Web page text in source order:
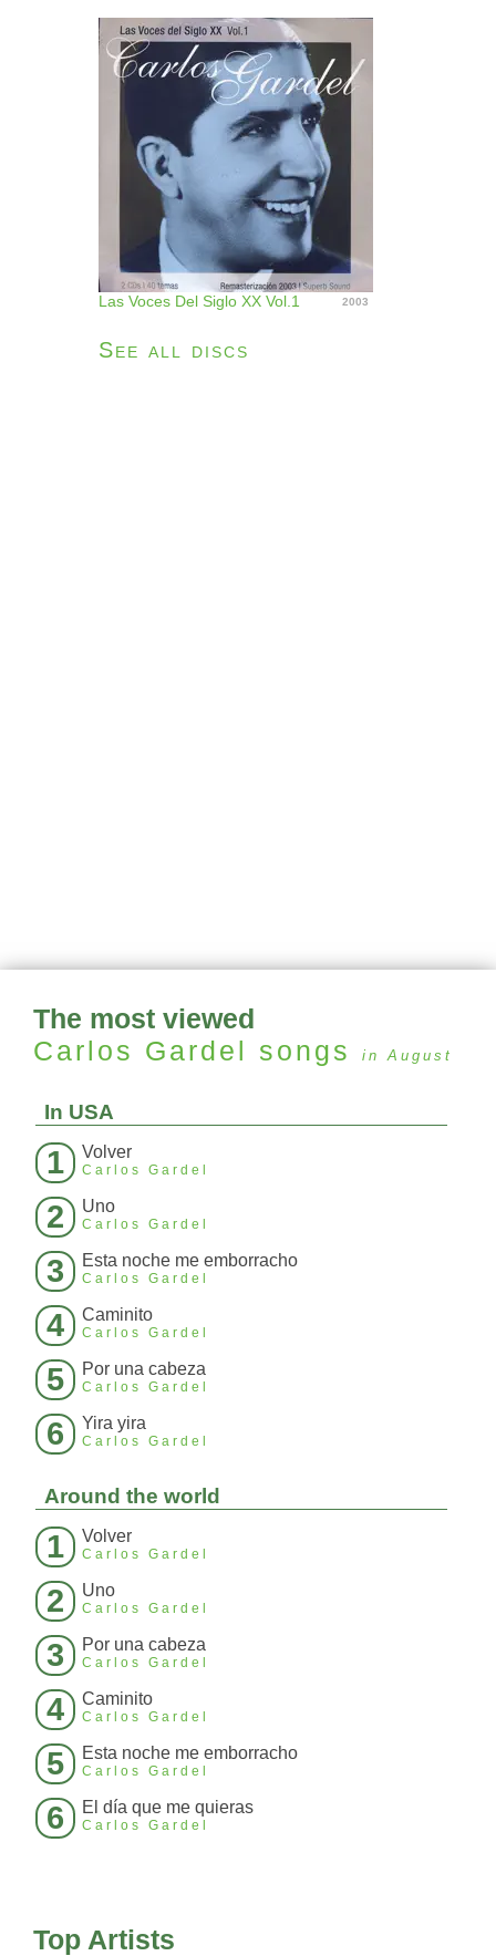
Las Voces Del Siglo XX Vol.1 2003
See all discs
The most viewed
Carlos Gardel songs in August
In USA
1 Volver
Carlos Gardel
2 Uno
Carlos Gardel
3 Esta noche me emborracho
Carlos Gardel
4 Caminito
Carlos Gardel
5 Por una cabeza
Carlos Gardel
6 Yira yira
Carlos Gardel
Around the world
1 Volver
Carlos Gardel
2 Uno
Carlos Gardel
3 Por una cabeza
Carlos Gardel
4 Caminito
Carlos Gardel
5 Esta noche me emborracho
Carlos Gardel
6 El día que me quieras
Carlos Gardel
Top Artists